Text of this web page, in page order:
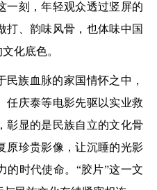
一刻，年轻观众透过竖屏的
打、韵味风骨，也体味中国
化底色。
族血脉的家国情怀之中，
任庆泰等电影先驱以实业救
彰显的是民族自立的文化骨
原珍贵影像，让沉睡的光影
的时代使命。“胶片”这一文